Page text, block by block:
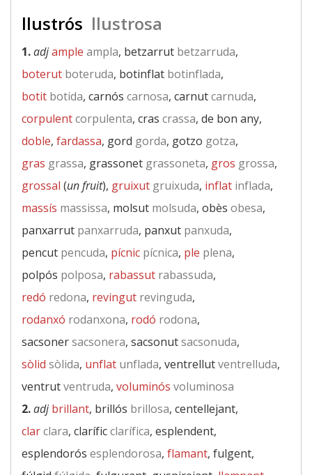
llustrós llustrosa
1.adjample ampla, betzarrut betzarruda,
boterut boteruda, botinflat botinflada,
botit botida, carnós carnosa, carnutcarnuda,
corpulentcorpulenta, cras crassa, de bon any,
doble, fardassa, gord gorda, gotzo gotza,
gras grassa, grassonet grassoneta, gros grossa,
grossal (un fruit), gruixut gruixuda, inflat inflada,
massís massissa, molsut molsuda, obès obesa,
panxarrut panxarruda, panxut panxuda,
pencut pencuda, pícnic pícnica, ple plena,
polpós polposa, rabassut rabassuda,
redó redona, revingut revinguda,
rodanxó rodanxona, rodó rodona,
sacsonersacsonera, sacsonutsacsonuda,
sòlid sòlida, unflat unflada, ventrellutventrelluda,
ventrutventruda, voluminós voluminosa
2.adj brillant, brillós brillosa, centellejant,
clarclara, claríficclarífica, esplendent,
esplendorós esplendorosa, flamant, fulgent,